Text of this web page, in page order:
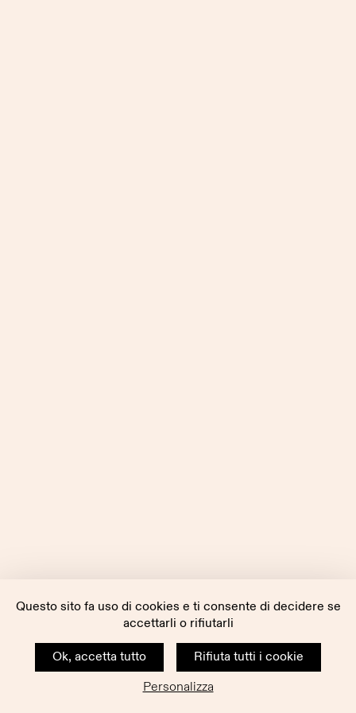
Questo sito fa uso di cookies e ti consente di decidere se
accettarli o rifiutarli
Ok, accetta tutto
Rifiuta tutti i cookie
Personalizza